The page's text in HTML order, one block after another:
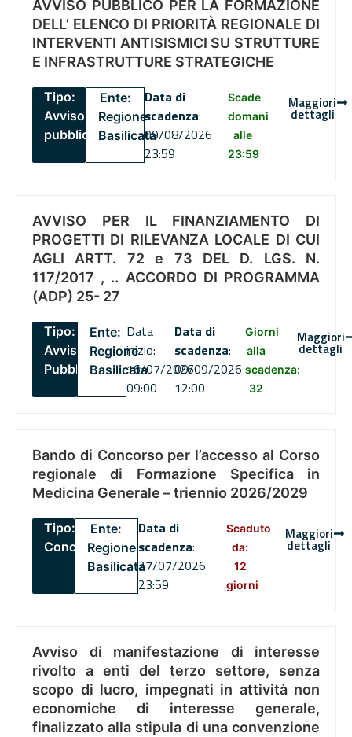
AVVISO PUBBLICO PER LA FORMAZIONE
DELL’ ELENCO DI PRIORITÀ REGIONALE DI
INTERVENTI ANTISISMICI SU STRUTTURE
E INFRASTRUTTURE STRATEGICHE
Tipo:
Avviso
pubblico
Ente:
Regione
Basilicata
Data di
scadenza:
09/08/2026
23:59
Scade
domani
alle
23:59
Maggiori
dettagli
AVVISO PER IL FINANZIAMENTO DI
PROGETTI DI RILEVANZA LOCALE DI CUI
AGLI ARTT. 72 e 73 DEL D. LGS. N.
117/2017 , .. ACCORDO DI PROGRAMMA
(ADP) 25- 27
Tipo:
Avviso
Pubblico
Ente:
Regione
Basilicata
Data
inizio:
16/07/2026
09:00
Data di
scadenza:
09/09/2026
12:00
Giorni
alla
scadenza:
32
Maggiori
dettagli
Bando di Concorso per l’accesso al Corso
regionale di Formazione Specifica in
Medicina Generale – triennio 2026/2029
Tipo:
Concorsi
Ente:
Regione
Basilicata
Data di
scadenza:
27/07/2026
23:59
Scaduto
da:
12
giorni
Maggiori
dettagli
Avviso di manifestazione di interesse
rivolto a enti del terzo settore, senza
scopo di lucro, impegnati in attività non
economiche di interesse generale,
finalizzato alla stipula di una convenzione